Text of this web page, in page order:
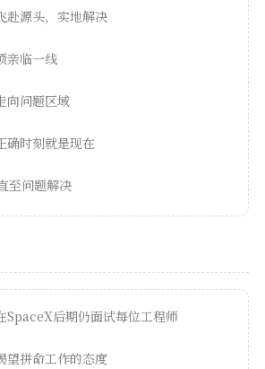
赴源头，实地解决
亲临一线
向问题区域
确时刻就是现在
至问题解决
SpaceX后期仍面试每位工程师
望拼命工作的态度